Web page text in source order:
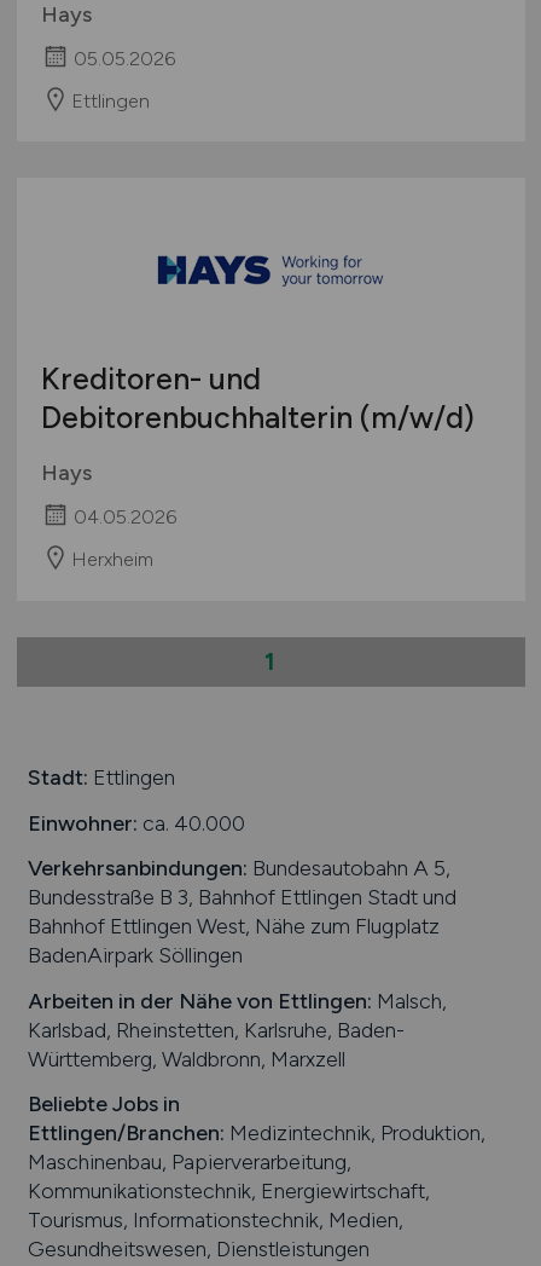
Hays
05.05.2026
Ettlingen
Kreditoren- und
Debitorenbuchhalterin (m/w/d)
Hays
04.05.2026
Herxheim
1
Stadt: Ettlingen
Einwohner: ca. 40.000
Verkehrsanbindungen: Bundesautobahn A 5,
Bundesstraße B 3, Bahnhof Ettlingen Stadt und
Bahnhof Ettlingen West, Nähe zum Flugplatz
BadenAirpark Söllingen
Arbeiten in der Nähe von Ettlingen: Malsch,
Karlsbad, Rheinstetten, Karlsruhe, Baden-
Württemberg, Waldbronn, Marxzell
Beliebte Jobs in
Ettlingen/Branchen: Medizintechnik, Produktion,
Maschinenbau, Papierverarbeitung,
Kommunikationstechnik, Energiewirtschaft,
Tourismus, Informationstechnik, Medien,
Gesundheitswesen, Dienstleistungen